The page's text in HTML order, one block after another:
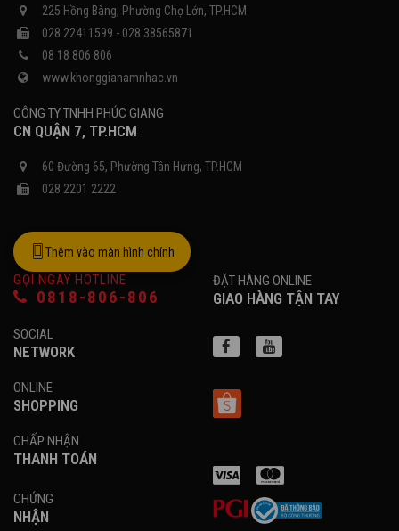
225 Hồng Bàng, Phường Chợ Lớn, TP.HCM
028 22411599 - 028 38565871
08 18 806 806
www.khonggianamnhac.vn
CÔNG TY TNHH PHÚC GIANG
CN QUẬN 7, TP.HCM
60 Đường 65, Phường Tân Hưng, TP.HCM
028 2201 2222
Thêm vào màn hình chính
GỌI NGAY HOTLINE
0818-806-806
ĐẶT HÀNG ONLINE
GIAO HÀNG TẬN TAY
SOCIAL
NETWORK
ONLINE
SHOPPING
CHẤP NHẬN
THANH TOÁN
CHỨNG
NHẬN